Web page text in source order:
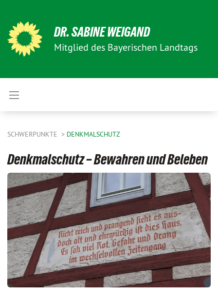
DR. SABINE WEIGAND
Mitglied des Bayerischen Landtags
SCHWERPUNKTE DENKMALSCHUTZ
Denkmalschutz – Bewahren und Beleben